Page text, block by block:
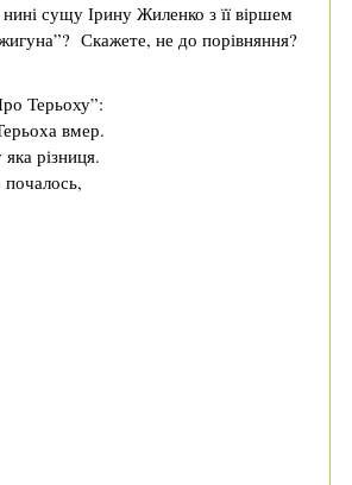
сущу Ірину Жиленко з її віршем
Скажете, не до порівняння?
Терьоху”:
вмер.
різниця.